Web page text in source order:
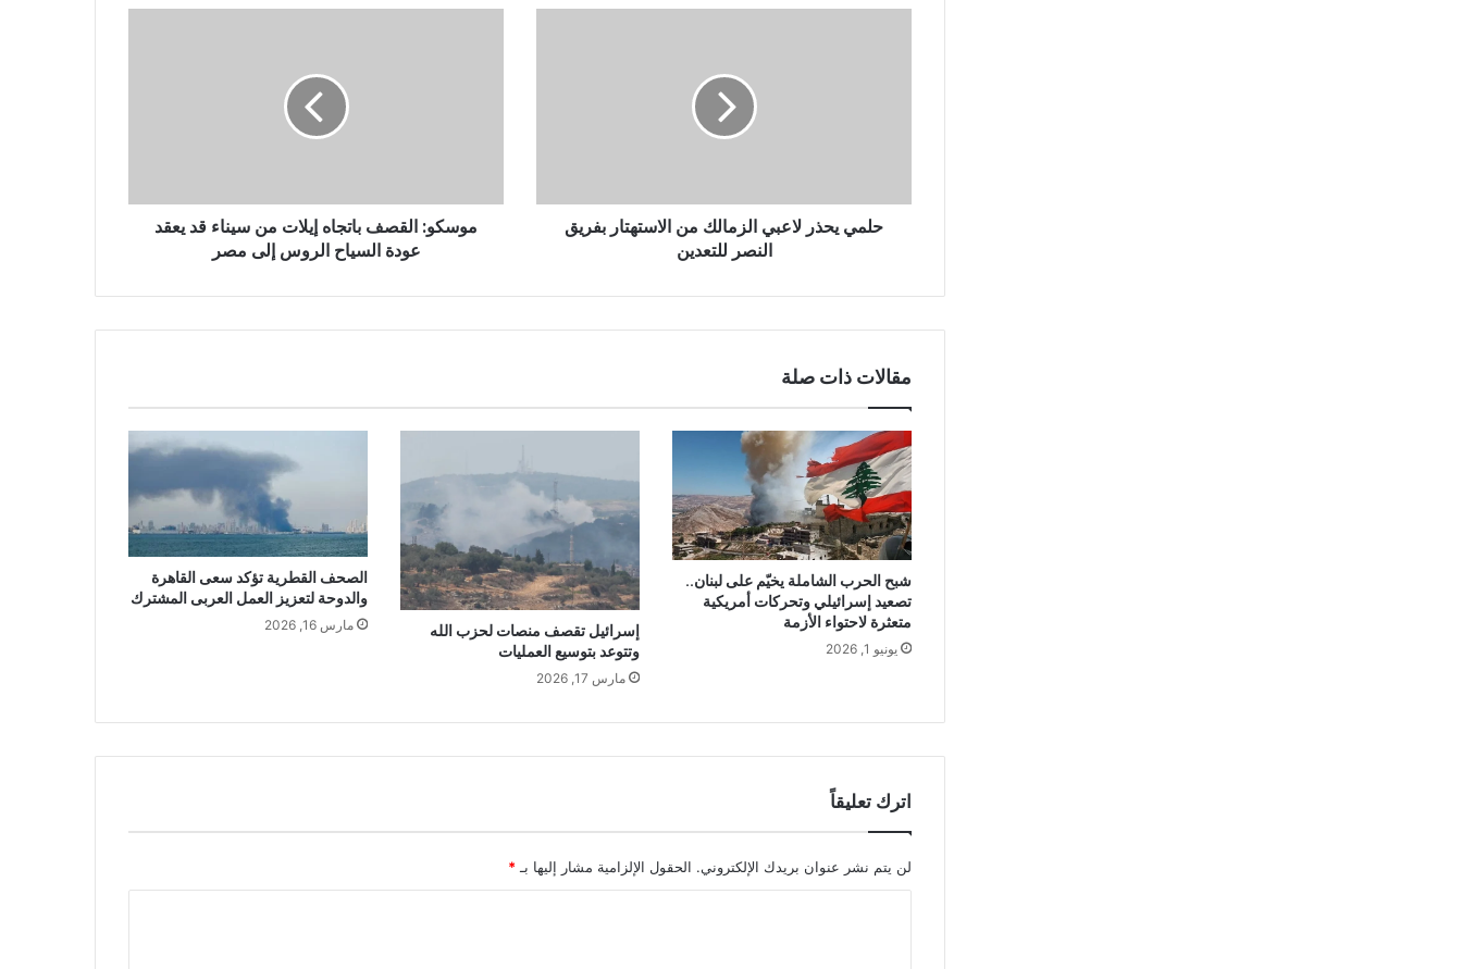
حلمي يحذر لاعبي الزمالك من الاستهتار بفريق
النصر للتعدين
موسكو: القصف باتجاه إيلات من سيناء قد يعقد
عودة السياح الروس إلى مصر
مقالات ذات صلة
شبح الحرب الشاملة يخيّم على لبنان..
تصعيد إسرائيلي وتحركات أمريكية
متعثرة لاحتواء الأزمة
يونيو 1, 2026
إسرائيل تقصف منصات لحزب الله
وتتوعد بتوسيع العمليات
مارس 17, 2026
الصحف القطرية تؤكد سعى القاهرة
والدوحة لتعزيز العمل العربى المشترك
مارس 16, 2026
اترك تعليقاً
لن يتم نشر عنوان بريدك الإلكتروني. الحقول الإلزامية مشار إليها بـ *